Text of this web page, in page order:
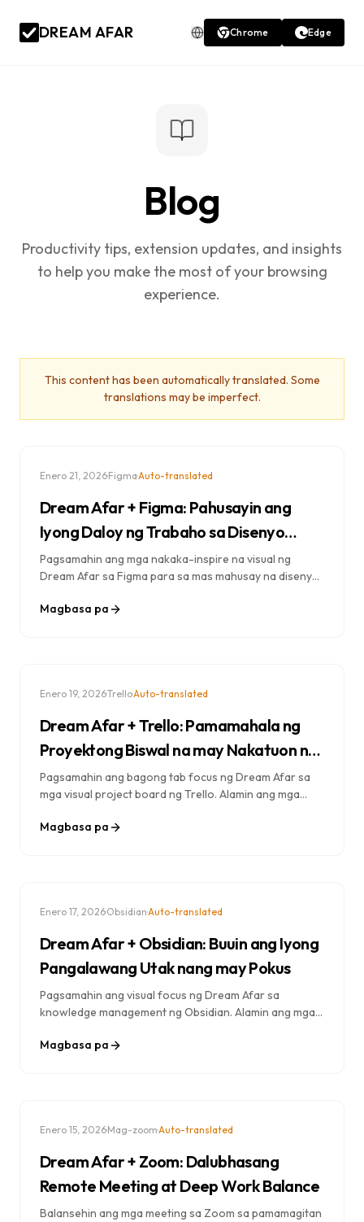
DREAM AFAR Chrome Edge
Blog
Productivity tips, extension updates, and insights
to help you make the most of your browsing
experience.
This content has been automatically translated. Some
translations may be imperfect.
Enero 21, 2026·Figma·Auto-translated
Dream Afar + Figma: Pahusayin ang
Iyong Daloy ng Trabaho sa Disenyo
gamit ang Nakatuon na Pagkamalikhain
Pagsamahin ang mga nakaka-inspire na visual ng
Dream Afar sa Figma para sa mas mahusay na disenyo.
pokus, inspirasyon sa disenyo, at mga produktibong
Magbasa pa
Enero 19, 2026·Trello·Auto-translated
Dream Afar + Trello: Pamamahala ng
Proyektong Biswal na may Nakatuon na
Pagpapatupad
Pagsamahin ang bagong tab focus ng Dream Afar sa
mga visual project board ng Trello. Alamin ang mga
isagawa ang mga pang-araw-araw na gawain, at
Magbasa pa
Enero 17, 2026·Obsidian·Auto-translated
Dream Afar + Obsidian: Buuin ang Iyong
Pangalawang Utak nang may Pokus
Pagsamahin ang visual focus ng Dream Afar sa
knowledge management ng Obsidian. Alamin ang mga
kaalaman, at pagbuo ng pangalawang utak habang
Magbasa pa
Enero 15, 2026·Mag-zoom·Auto-translated
Dream Afar + Zoom: Dalubhasang
Remote Meeting at Deep Work Balance
Balansehin ang mga meeting sa Zoom sa pamamagitan